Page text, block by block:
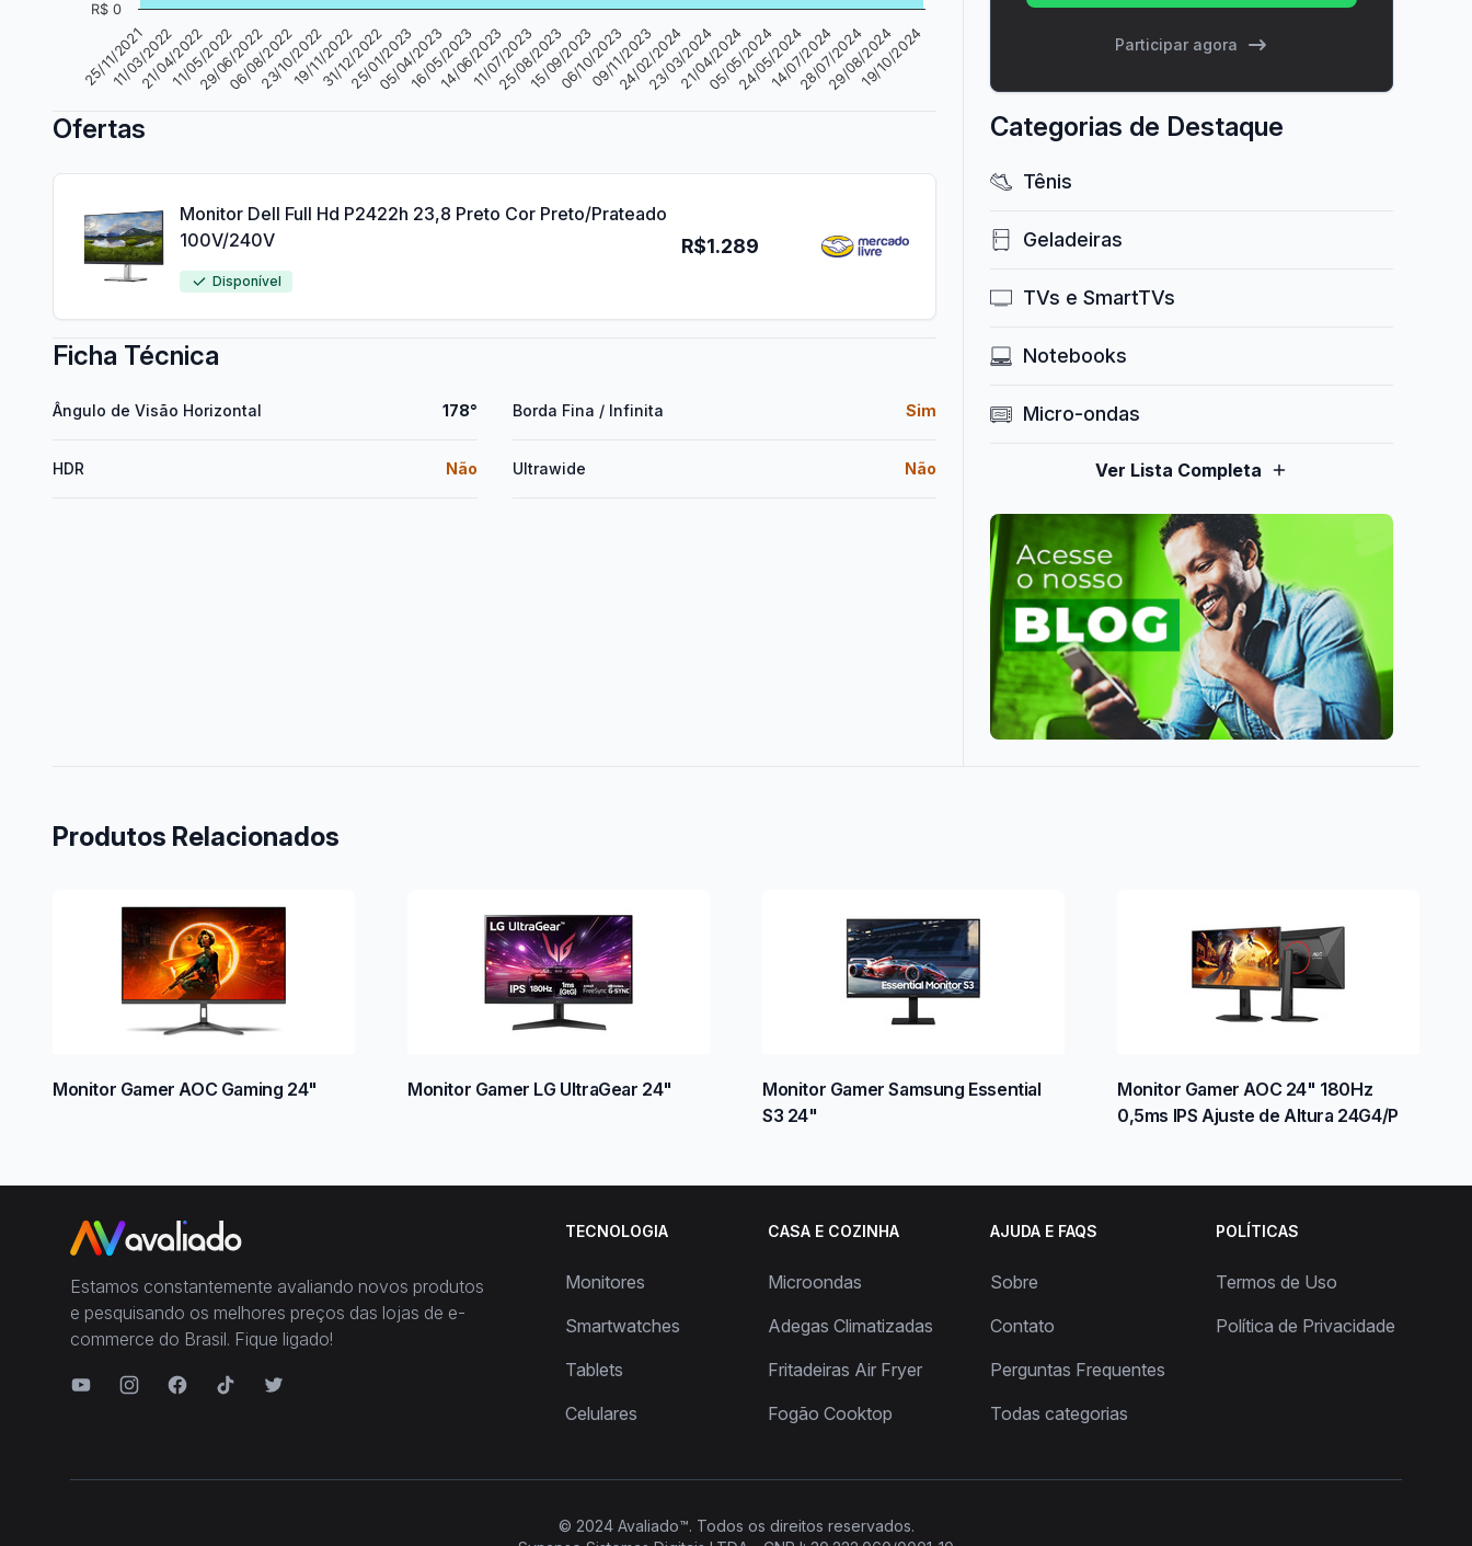
25/11/2021
11/03/2022
21/04/2022
11/05/2022
29/06/2022
06/08/2022
23/10/202219/11/2022
31/12/2022
25/01/2023
05/04/2023
16/05/2023
14/06/2023
11/07/2023
25/08/2023
15/09/2023
06/10/2023
09/11/2023
24/02/2024
23/03/2024
21/04/2024
05/05/2024
24/05/2024
14/07/2024
28/07/2024
29/08/2024
19/10/2024
R$ 0
Ofertas
R$1.289
Monitor Dell Full Hd P2422h 23,8 Preto Cor Preto/Prateado
100V/240V
Disponível
Ficha Técnica
Ângulo de Visão Horizontal 178°
HDR Não
Borda Fina / Infinita Sim
Ultrawide Não
Participar agora
Categorias de Destaque
Tênis
Geladeiras
TVs e SmartTVs
Notebooks
Micro-ondas
Ver Lista Completa
Produtos Relacionados
Monitor Gamer AOC Gaming 24" Monitor Gamer LG UltraGear 24"
Monitor Gamer Samsung Essential
S3 24"
Monitor Gamer AOC 24" 180Hz
0,5ms IPS Ajuste de Altura 24G4/P
Estamos constantemente avaliando novos produtos
e pesquisando os melhores preços das lojas de e-
commerce do Brasil. Fique ligado!
TECNOLOGIA
Monitores
Smartwatches
Tablets
Celulares
CASA E COZINHA
Microondas
Adegas Climatizadas
Fritadeiras Air Fryer
Fogão Cooktop
AJUDA E FAQS
Sobre
Contato
Perguntas Frequentes
Todas categorias
POLÍTICAS
Termos de Uso
Política de Privacidade
© 2024 Avaliado™. Todos os direitos reservados.